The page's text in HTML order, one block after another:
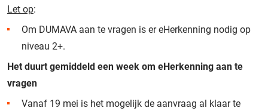
Let op:
Om DUMAVA aan te vragen is er eHerkenning nodig op
niveau 2+.
Het duurt gemiddeld een week om eHerkenning aan te
vragen
Vanaf 19 mei is het mogelijk de aanvraag al klaar te